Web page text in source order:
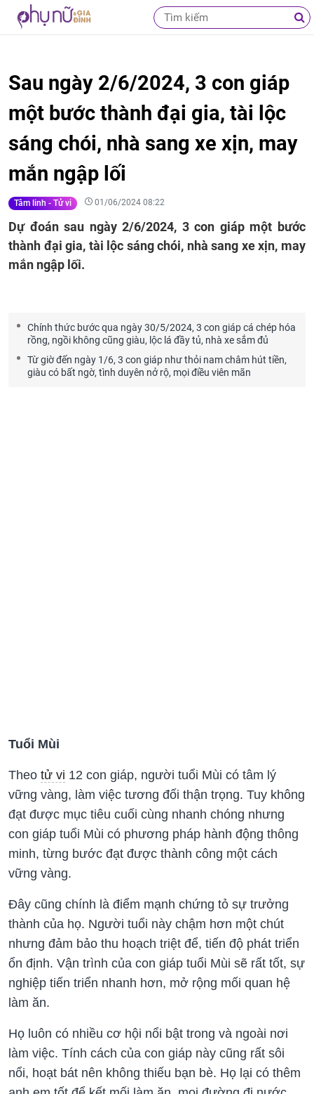
Sau ngày 2/6/2024, 3 con giáp
một bước thành đại gia, tài lộc
sáng chói, nhà sang xe xịn, may
mắn ngập lối
Tâm linh - Tử vi 01/06/2024 08:22
Dự đoán sau ngày 2/6/2024, 3 con giáp một bước
thành đại gia, tài lộc sáng chói, nhà sang xe xịn, may
mắn ngập lối.
Chính thức bước qua ngày 30/5/2024, 3 con giáp cá chép hóa
rồng, ngồi không cũng giàu, lộc lá đầy tủ, nhà xe sắm đủ
Từ giờ đến ngày 1/6, 3 con giáp như thỏi nam châm hút tiền,
giàu có bất ngờ, tình duyên nở rộ, mọi điều viên mãn
Tuổi Mùi
Theo tử vi 12 con giáp, người tuổi Mùi có tâm lý
vững vàng, làm việc tương đối thận trọng. Tuy không
đạt được mục tiêu cuối cùng nhanh chóng nhưng
con giáp tuổi Mùi có phương pháp hành động thông
minh, từng bước đạt được thành công một cách
vững vàng.
Đây cũng chính là điểm mạnh chứng tỏ sự trưởng
thành của họ. Người tuổi này chậm hơn một chút
nhưng đảm bảo thu hoạch triệt để, tiến độ phát triển
ổn định. Vận trình của con giáp tuổi Mùi sẽ rất tốt, sự
nghiệp tiến triển nhanh hơn, mở rộng mối quan hệ
làm ăn.
Họ luôn có nhiều cơ hội nổi bật trong và ngoài nơi
làm việc. Tính cách của con giáp này cũng rất sôi
nổi, hoạt bát nên không thiếu bạn bè. Họ lại có thêm